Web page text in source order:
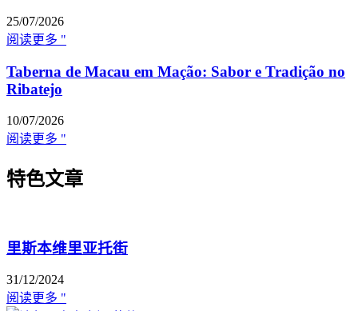
25/07/2026
阅读更多 "
Taberna de Macau em Mação: Sabor e Tradição no
Ribatejo
10/07/2026
阅读更多 "
特色文章
里斯本维里亚托街
31/12/2024
阅读更多 "